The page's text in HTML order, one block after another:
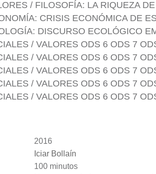
/ FILOSOFÍA: LA RIQUEZA
CRISIS ECONÓMICA DE
DISCURSO ECOLÓGICO
/ VALORES ODS 6 ODS 7
/ VALORES ODS 6 ODS 7
/ VALORES ODS 6 ODS 7
/ VALORES ODS 6 ODS 7
/ VALORES ODS 6 ODS 7
2016
Iciar Bollaín
100 minutos